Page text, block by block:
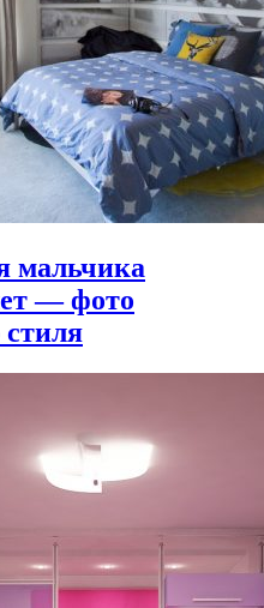
мальчика
— фото